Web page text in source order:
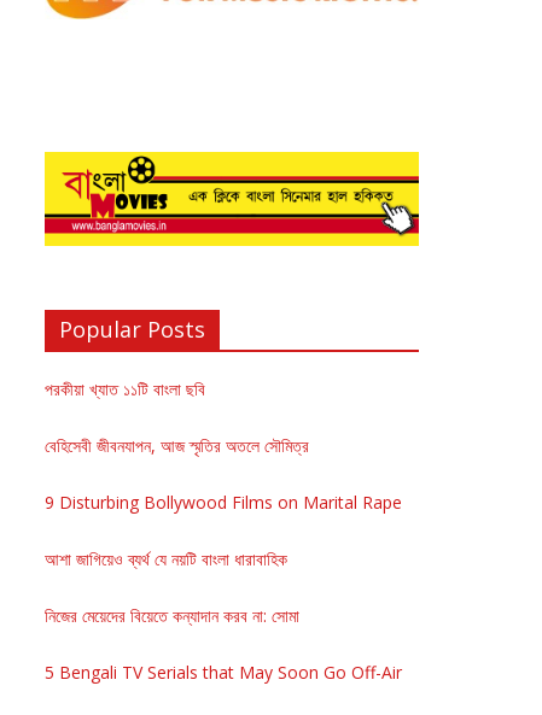
Popular Posts
পরকীয়া খ্যাত ১১টি বাংলা ছবি
বেহিসেবী জীবনযাপন, আজ স্মৃতির অতলে সৌমিত্র
9 Disturbing Bollywood Films on Marital Rape
আশা জাগিয়েও ব্যর্থ যে নয়টি বাংলা ধারাবাহিক
নিজের মেয়েদের বিয়েতে কন্যাদান করব না: সোমা
5 Bengali TV Serials that May Soon Go Off-Air